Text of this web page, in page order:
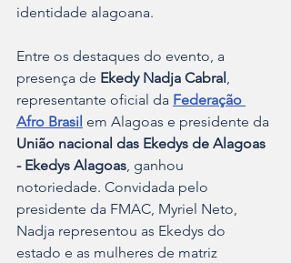
identidade alagoana.
Entre os destaques do evento, a
presença de Ekedy Nadja Cabral,
representante oficial da Federação
Afro Brasil em Alagoas e presidente da
União nacional das Ekedys de Alagoas
- Ekedys Alagoas, ganhou
notoriedade. Convidada pelo
presidente da FMAC, Myriel Neto,
Nadja representou as Ekedys do
estado e as mulheres de matriz